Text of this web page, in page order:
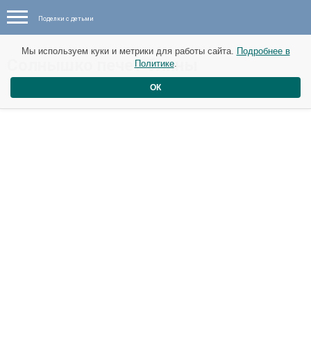
Поделки с детьми
Солнышко печет блины
Мы используем куки и метрики для работы сайта. Подробнее в
Политике.
ОК